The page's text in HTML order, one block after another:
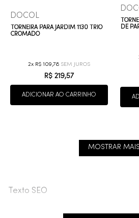
DOCOL
TORNEIRA PARA JARDIM 1130 TRIO
CROMADO
2 R$ 109,78
R$ 219,57
ADICIONAR AO CARRINHO
DE
MOSTRAR MAIS
Texto SEO